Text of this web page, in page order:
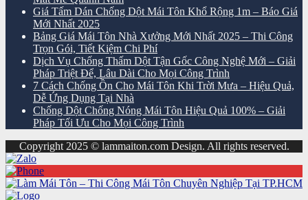
Giá Tấm Dán Chống Dột Mái Tôn Khổ Rộng 1m – Báo Giá
Mới Nhất 2025
Bảng Giá Mái Tôn Nhà Xưởng Mới Nhất 2025 – Thi Công
Trọn Gói, Tiết Kiệm Chi Phí
Dịch Vụ Chống Thấm Dột Tận Gốc Công Nghệ Mới – Giải
Pháp Triệt Để, Lâu Dài Cho Mọi Công Trình
7 Cách Chống Ồn Cho Mái Tôn Khi Trời Mưa – Hiệu Quả,
Dễ Ứng Dụng Tại Nhà
Chống Dột Chống Nóng Mái Tôn Hiệu Quả 100% – Giải
Pháp Tối Ưu Cho Mọi Công Trình
Copyright 2025 © lammaiton.com Design. All rights reserved.